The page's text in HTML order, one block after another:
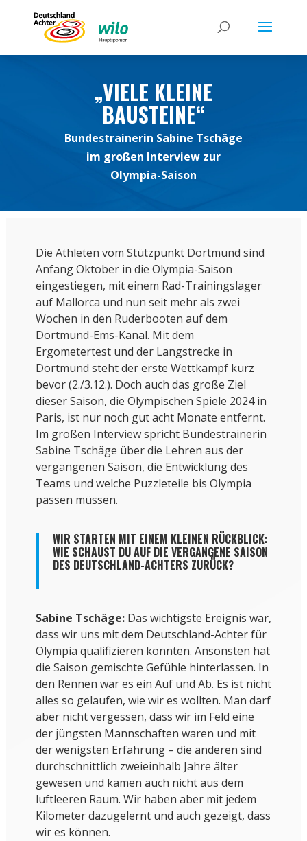
„VIELE KLEINE
BAUSTEINE“
Bundestrainerin Sabine Tschäge
im großen Interview zur
Olympia-Saison
Die Athleten vom Stützpunkt Dortmund sind
Anfang Oktober in die Olympia-Saison
eingestiegen, mit einem Rad-Trainingslager
auf Mallorca und nun seit mehr als zwei
Wochen in den Ruderbooten auf dem
Dortmund-Ems-Kanal. Mit dem
Ergometertest und der Langstrecke in
Dortmund steht der erste Wettkampf kurz
bevor (2./3.12.). Doch auch das große Ziel
dieser Saison, die Olympischen Spiele 2024 in
Paris, ist nur noch gut acht Monate entfernt.
Im großen Interview spricht Bundestrainerin
Sabine Tschäge über die Lehren aus der
vergangenen Saison, die Entwicklung des
Teams und welche Puzzleteile bis Olympia
passen müssen.
WIR STARTEN MIT EINEM KLEINEN RÜCKBLICK:
WIE SCHAUST DU AUF DIE VERGANGENE SAISON
DES DEUTSCHLAND-ACHTERS ZURÜCK?
Sabine Tschäge:Das wichtigste Ereignis war,
dass wir uns mit dem Deutschland-Achter für
Olympia qualifizieren konnten. Ansonsten hat
die Saison gemischte Gefühle hinterlassen. In
den Rennen war es ein Auf und Ab. Es ist nicht
alles so gelaufen, wie wir es wollten. Man darf
aber nicht vergessen, dass wir im Feld eine
der jüngsten Mannschaften waren und mit
der wenigsten Erfahrung – die anderen sind
durchschnittlich zweieinhalb Jahre älter
gewesen und kamen auch nicht aus dem
luftleeren Raum. Wir haben aber mit jedem
Kilometer dazugelernt und auch gezeigt, dass
wir es können.